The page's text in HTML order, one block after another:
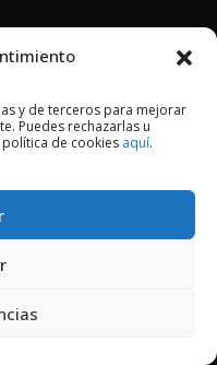
y de terceros para mejorar
Puedes rechazarlas u
de cookies aquí.